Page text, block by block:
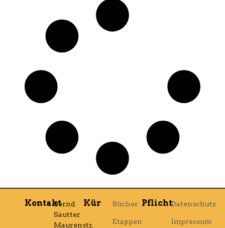
Kontakt Kür Pflicht
Bernd
Sautter
Maurenstr.
Bücher
Etappen
Datenschutz
Impressum